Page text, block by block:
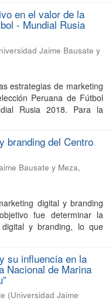
en el valor de la
- Mundial Rusia
Jaime Bausate y
estrategias de marketing
Peruana de Fútbol
Rusia 2018. Para la
branding del Centro
Bausate y Meza,
digital y branding
fue determinar la
y branding, lo que
su influencia en la
Nacional de Marina
(Universidad Jaime